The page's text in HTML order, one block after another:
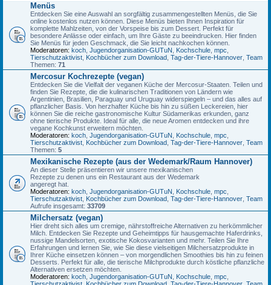
Menüs
Entdecken Sie eine Auswahl an sorgfältig zusammengestellten Menüs, die Sie
online kostenlos nutzen können. Diese Menüs bieten Ihnen Inspiration für
komplette Mahlzeiten, von der Vorspeise bis zum Dessert. Perfekt für
besondere Anlässe oder einfach, um Ihre Gäste zu beeindrucken. Hier finden
Sie Menüs für jeden Geschmack, die Sie leicht nachkochen können.
Moderatoren: koch Jugendorganisation-GUTuN Kochschule mpc
Tierschutzaktivist Kochbücher zum Download Tag-der-Tiere-Hannover Team
Themen: 71
Mercosur Kochrezepte (vegan)
Entdecken Sie die Vielfalt der veganen Küche der Mercosur-Staaten. Teilen und
finden Sie Rezepte, die die kulinarischen Traditionen von Ländern wie
Argentinien, Brasilien, Paraguay und Uruguay widerspiegeln – und das alles auf
pflanzlicher Basis. Von herzhafter Küche bis hin zu süßen Leckereien, hier
können Sie die reiche gastronomische Kultur Südamerikas erkunden, ganz
ohne tierische Produkte. Ideal für alle, die neue Aromen entdecken und ihre
vegane Kochkunst erweitern möchten.
Moderatoren: koch Jugendorganisation-GUTuN Kochschule mpc
Tierschutzaktivist Kochbücher zum Download Tag-der-Tiere-Hannover Team
Themen: 5
Mexikanische Rezepte (aus der Wedemark/Raum Hannover)
An dieser Stelle präsentieren wir unsere mexikanischen
Rezepte zu denen uns ein Restaurant aus der Wedemark
angeregt hat.
Moderatoren: koch Jugendorganisation-GUTuN Kochschule mpc
Tierschutzaktivist Kochbücher zum Download Tag-der-Tiere-Hannover Team
Aufrufe insgesamt: 33709
Milchersatz (vegan)
Hier dreht sich alles um cremige, nährstoffreiche Alternativen zu herkömmlicher
Milch. Entdecken Sie Rezepte und Geheimtipps für hausgemachte Haferdrinks,
nussige Mandelsorten, exotische Kokosvarianten und mehr. Teilen Sie Ihre
Erfahrungen und lernen Sie, wie Sie diese vielseitigen Milchersatzprodukte in
Ihrer Küche einsetzen können – von morgendlichen Smoothies bis hin zu feinen
Desserts. Perfekt für alle, die tierische Milchprodukte durch köstliche pflanzliche
Alternativen ersetzen möchten.
Moderatoren: koch Jugendorganisation-GUTuN Kochschule mpc